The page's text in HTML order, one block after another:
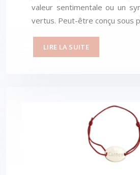
valeur sentimentale ou un
vertus. Peut-être conçu sous
LIRE LA SUITE